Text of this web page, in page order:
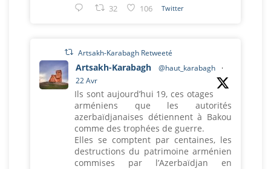
32 106 Twitter
Artsakh-Karabagh Retweeté
Artsakh-Karabagh @haut_karabagh
·
22 Avr
Ils sont aujourd’hui 19, ces otages
arméniens que les autorités
azerbaïdjanaises détiennent à Bakou
comme des trophées de guerre.
Elles se comptent par centaines, les
destructions du patrimoine arménien
commises par l’Azerbaïdjan en